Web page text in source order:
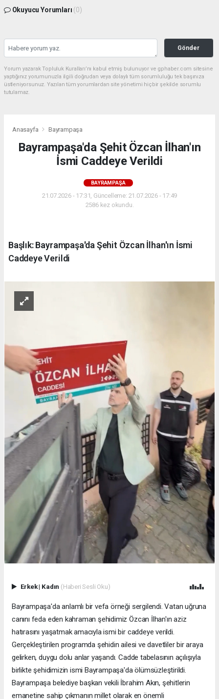
Okuyucu Yorumları (0)
Gönder
Yorum yazarak Topluluk Kuralları’nı kabul etmiş bulunuyor ve gphaber.com sitesine
yaptığınız yorumunuzla ilgili doğrudan veya dolaylı tüm sorumluluğu tek başınıza
üstleniyorsunuz. Yazılan tüm yorumlardan site yönetimi hiçbir şekilde sorumlu
tutulamaz.
Anasayfa Bayrampaşa
Bayrampaşa'da Şehit Özcan İlhan'ın
İsmi Caddeye Verildi
BAYRAMPAŞA
21.07.2026 - 17:31, Güncelleme: 21.07.2026 - 17:49
2586 kez okundu.
Başlık: Bayrampaşa'da Şehit Özcan İlhan'ın İsmi
Caddeye Verildi
Erkek| Kadın (Haberi Sesli Oku)
Bayrampaşa'da anlamlı bir vefa örneği sergilendi. Vatan uğruna
canını feda eden kahraman şehidimiz Özcan İlhan'ın aziz
hatırasını yaşatmak amacıyla ismi bir caddeye verildi.
Gerçekleştirilen programda şehidin ailesi ve davetliler bir araya
gelirken, duygu dolu anlar yaşandı. Cadde tabelasının açılışıyla
birlikte şehidimizin ismi Bayrampaşa'da ölümsüzleştirildi.
Bayrampaşa belediye başkan vekili İbrahim Akın, şehitlerin
emanetine sahip çıkmanın millet olarak en önemli